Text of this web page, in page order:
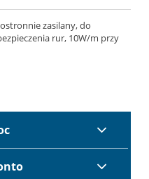
zasilany, do
rur, 10W/m przy